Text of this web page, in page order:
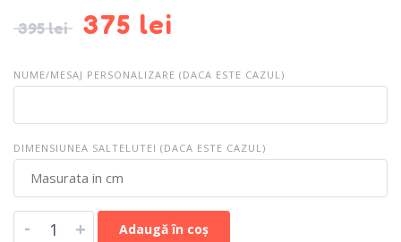
395lei 375 lei
NUME/MESAJ PERSONALIZARE (DACA ESTE CAZUL)
DIMENSIUNEA SALTELUTEI (DACA ESTE CAZUL)
- + Adaugă în coș